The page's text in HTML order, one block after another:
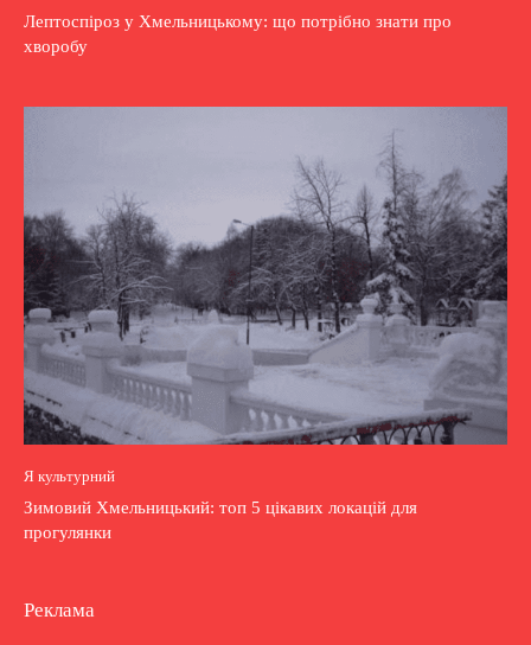
Лептоспіроз у Хмельницькому: що потрібно знати про
хворобу
Я культурний
Зимовий Хмельницький: топ 5 цікавих локацій для
прогулянки
Реклама